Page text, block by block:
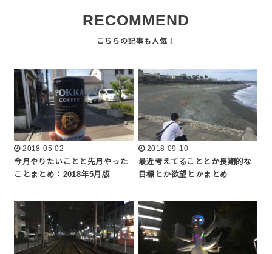
RECOMMEND
2018-05-02
今月やりたいことと先月やった
ことまとめ：2018年5月版
2018-09-10
最近考えてることとか長期的な
目標とか欲望とかまとめ